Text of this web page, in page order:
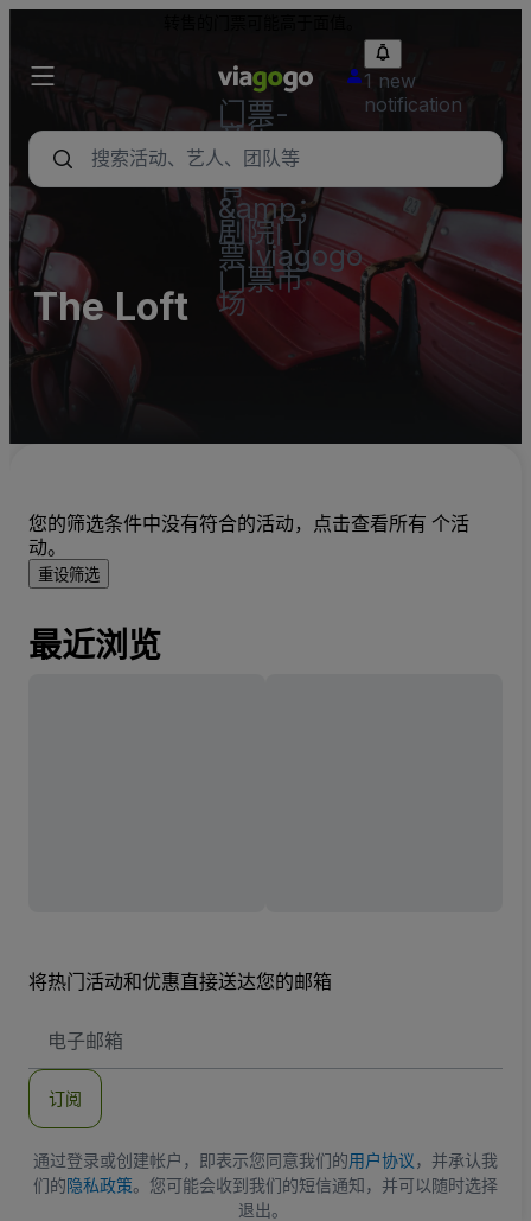
门票-
音乐
会，体
育
&amp；
剧院门
票|viagogo
门票市
场
1 new
notification
The Loft
您的筛选条件中没有符合的活动，点击查看所有 个活
动。
重设筛选
最近浏览
将热门活动和优惠直接送达您的邮箱
子
地
订阅
通过登录或创建帐户，即表示您同意我们的用户协议，并承认我
们的隐私政策。您可能会收到我们的短信通知，并可以随时选择
退出。